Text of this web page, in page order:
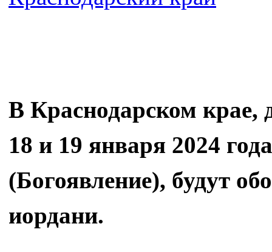
В Краснодарском крае,
18 и 19 января 2024
(Богоявление), будут
иордани.